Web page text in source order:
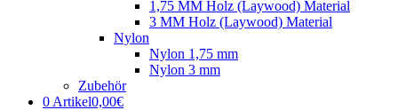
1,75 MM Holz (Laywood) Material
3 MM Holz (Laywood) Material
Nylon
Nylon 1,75 mm
Nylon 3 mm
Zubehör
0 Artikel0,00€